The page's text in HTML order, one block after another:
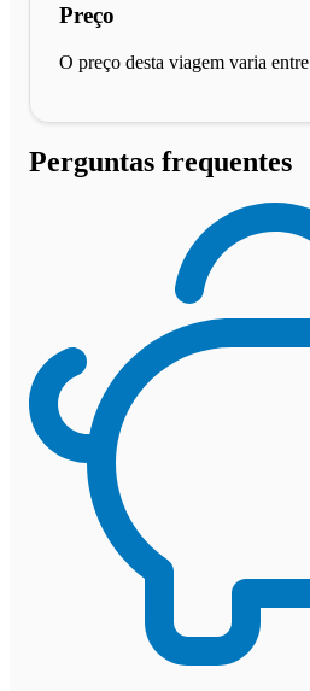
Preço
O preço desta viagem varia entre
Perguntas frequentes